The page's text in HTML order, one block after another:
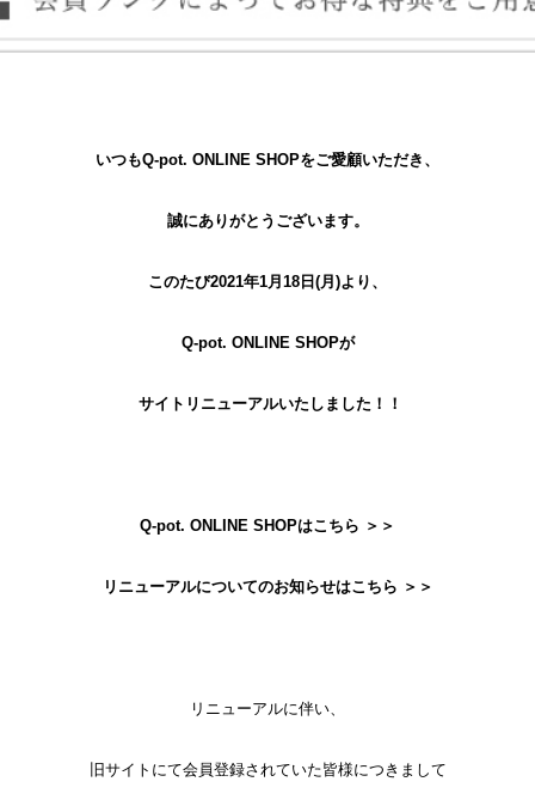
いつもQ-pot. ONLINE SHOPをご愛顧いただき、
誠にありがとうございます。
このたび2021年1月18日(月)より、
Q-pot. ONLINE SHOPが
サイトリニューアルいたしました！！
Q-pot. ONLINE SHOPはこちら ＞＞
リニューアルについてのお知らせはこちら ＞＞
リニューアルに伴い、
旧サイトにて会員登録されていた皆様につきまして